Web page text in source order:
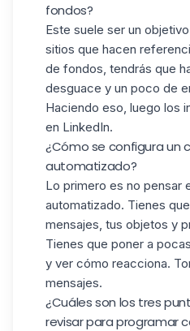
fondos?
Este suele ser un
sitios que hacen
de fondos, tendrás que
desguace y un poco de
Haciendo eso, luego los
en LinkedIn.
¿Cómo se configura un
automatizado?
Lo primero es no pensar
automatizado. Tienes
mensajes, tus objetos y
Tienes que poner a
y ver cómo reacciona.
mensajes.
¿Cuáles son los tres
revisar para programar